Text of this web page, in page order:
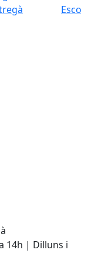
14h | Dilluns i